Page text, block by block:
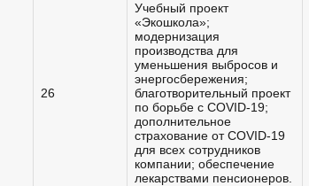
26
Учебный проект
«Экошкола»;
модернизация
производства для
уменьшения выбросов и
энергосбережения;
благотворительный проект
по борьбе с COVID-19;
дополнительное
страхование от COVID-19
для всех сотрудников
компании; обеспечение
лекарствами пенсионеров.